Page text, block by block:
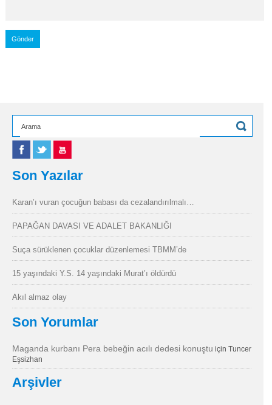
Son Yazılar
Karan’ı vuran çocuğun babası da cezalandırılmalı…
PAPAĞAN DAVASI VE ADALET BAKANLIĞI
Suça sürüklenen çocuklar düzenlemesi TBMM’de
15 yaşındaki Y.S. 14 yaşındaki Murat’ı öldürdü
Akıl almaz olay
Son Yorumlar
Maganda kurbanı Pera bebeğin acılı dedesi konuştu için Tuncer
Eşsizhan
Arşivler